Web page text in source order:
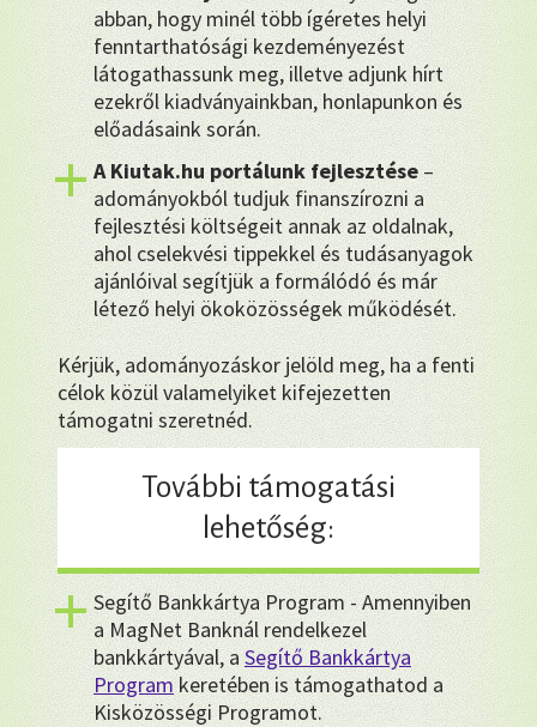
abban, hogy minél több ígéretes helyi
fenntarthatósági kezdeményezést
látogathassunk meg, illetve adjunk hírt
ezekről kiadványainkban, honlapunkon és
előadásaink során.
A Kiutak.hu portálunk fejlesztése–
adományokból tudjuk finanszírozni a
fejlesztési költségeit annak az oldalnak,
ahol cselekvési tippekkel és tudásanyagok
ajánlóival segítjük a formálódó és már
létező helyi ökoközösségek működését.
Kérjük, adományozáskor jelöld meg, ha a fenti
célok közül valamelyiket kifejezetten
támogatni szeretnéd.
További támogatási
lehetőség:
Segítő Bankkártya Program - Amennyiben
a MagNet Banknál rendelkezel
bankkártyával, aSegítő Bankkártya
Programkeretében is támogathatod a
Kisközösségi Programot.